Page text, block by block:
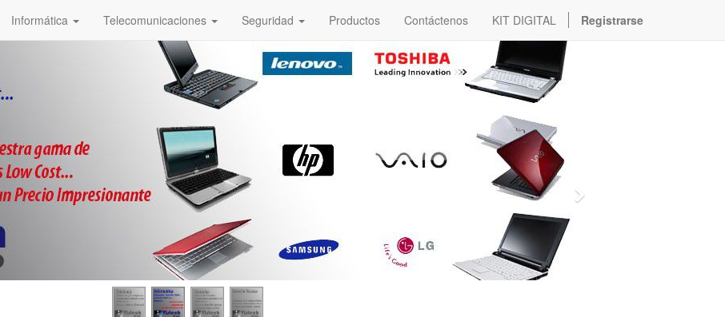
Informática Telecomunicaciones Seguridad Productos Contáctenos KIT DIGITAL Registrarse